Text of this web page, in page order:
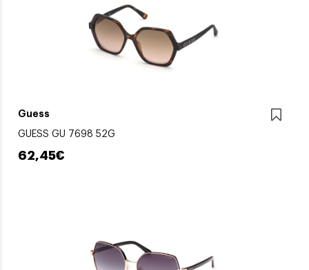
Guess
GUESS GU 7698 52G
62,45€